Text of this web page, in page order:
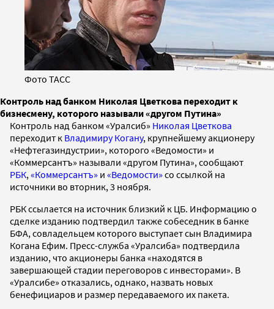
Фото ТАСС
Контроль над банком Николая Цветкова переходит к
бизнесмену, которого называли «другом Путина»
Контроль над банком «Уралсиб» Николая Цветкова
переходит к Владимиру Когану, крупнейшему акционеру
«Нефтегазиндустрии», которого «Ведомости» и
«Коммерсантъ» называли «другом Путина», сообщают
РБК, «Коммерсантъ» и «Ведомости» со ссылкой на
источники во вторник, 3 ноября.
РБК ссылается на источник близкий к ЦБ. Информацию о
сделке изданию подтвердил также собеседник в банке
БФА, совладельцем которого выступает сын Владимира
Когана Ефим. Пресс-служба «Уралсиба» подтвердила
изданию, что акционеры банка «находятся в
завершающей стадии переговоров с инвесторами». В
«Уралсибе» отказались, однако, назвать новых
бенефициаров и размер передаваемого их пакета.